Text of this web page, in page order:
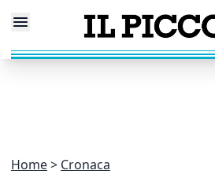
Home Cronaca